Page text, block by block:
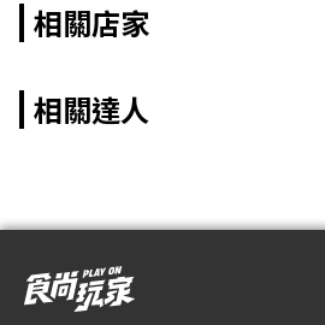
相關店家
相關達人